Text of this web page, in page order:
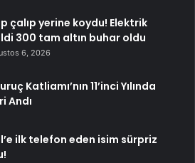
çalıp yerine koydu! Elektrik
300 tam altın buhar oldu
6, 2026
Katliamı’nın 11’inci Yılında
Andı
ilk telefon eden isim sürpriz